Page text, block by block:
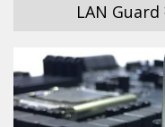
LAN Guard